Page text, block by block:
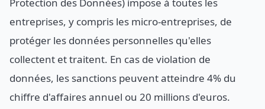
Protection des Données) impose à toutes les
entreprises, y compris les micro-entreprises, de
protéger les données personnelles qu'elles
collectent et traitent. En cas de violation de
données, les sanctions peuvent atteindre 4% du
chiffre d'affaires annuel ou 20 millions d'euros.